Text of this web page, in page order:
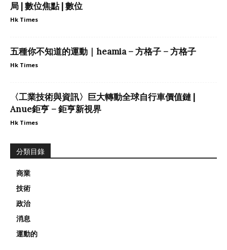
局 | 數位焦點 | 數位
Hk Times
五種你不知道的運動｜heamia – 方格子 – 方格子
Hk Times
〈工業技術與資訊〉巨大轉動全球自行車價值鏈 |
Anue鉅亨 – 鉅亨新視界
Hk Times
分類目錄
商業
技術
政治
消息
運動的